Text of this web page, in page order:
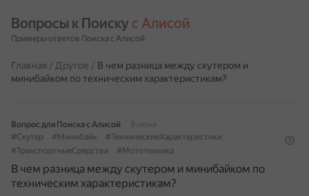
Вопросы к Поиску с Алисой
Примеры ответов Поиска с Алисой
Главная / Другое / В чем разница между скутером и
минибайком по техническим характеристикам?
Вопрос для Поиска с Алисой
9 июня
#Скутер
#Минибайк
#ТехническиеХарактеристики
#ТранспортныеСредства
#Мототехника
В чем разница между скутером и минибайком по
техническим характеристикам?